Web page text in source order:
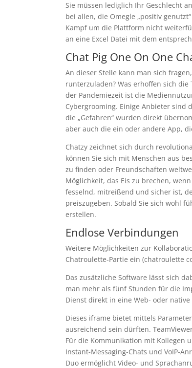
Sie müssen lediglich Ihr Geschlecht
bei allen, die Omegle „positiv
Kampf um die Plattform nicht
an eine Excel Datei mit dem
Chat Pig One On One
An dieser Stelle kann man sich
runterzuladen? Was erhoffen sich
der Pandemiezeit ist die
Cybergrooming. Einige Anbieter sind
die „Gefahren“ wurden direkt
aber auch die ein oder andere App,
Chatzy zeichnet sich durch
können Sie sich mit Menschen aus
zu finden oder Freundschaften
Möglichkeit, das Eis zu brechen,
fesselnd, mitreißend und sicher ist,
preiszugeben. Sobald Sie sich wohl
erstellen.
Endlose Verbindungen
Weitere Möglichkeiten zur
Chatroulette-Partie ein (chatroulette
Das zusätzliche Software lässt sich
man mehr als fünf Stunden für die
Dienst direkt in eine Web- oder
Dieses iframe bietet mittels
ausreichend sein dürften.
Für die Kommunikation mit Kollegen
Instant-Messaging-Chats und VoIP-
Duo ermöglicht Video- und